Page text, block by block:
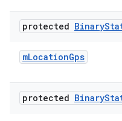
protected Binary
mLocationGps
protected Binary